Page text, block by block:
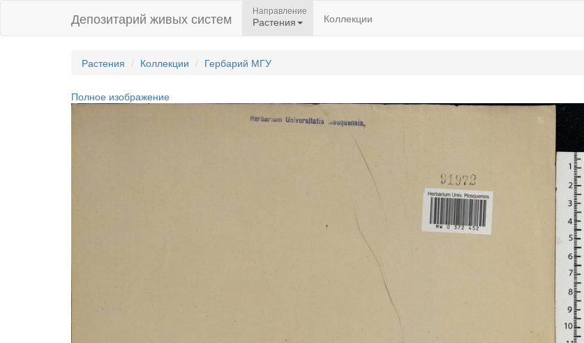
Депозитарий живых систем Направление
Растения Коллекции
Растения Коллекции Гербарий МГУ
Полное изображение